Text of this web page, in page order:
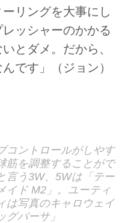
リングを大事にし
ッシャーのかかる
とダメ。だから、
です」（ジョン）
コントロールがしやす
筋を調整することがで
言う3W、5Wは「テー
イド M2」。ユーティ
は写真のキャロウェイ
グバーサ」